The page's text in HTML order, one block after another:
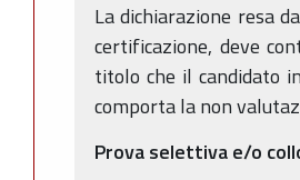
La dichiarazione resa
certificazione, deve
titolo che il candidato
comporta la non
Prova selettiva e/o